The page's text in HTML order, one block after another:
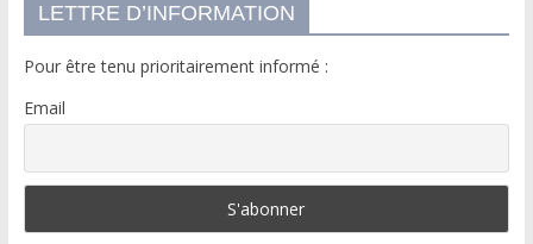
LETTRE D’INFORMATION
Pour être tenu prioritairement informé :
Email